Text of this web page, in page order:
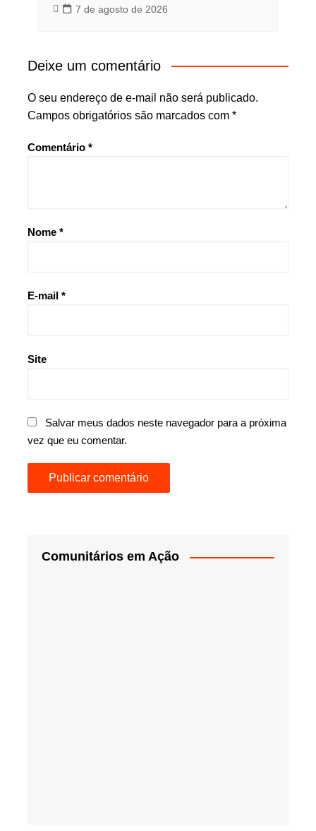
7 de agosto de 2026
Deixe um comentário
O seu endereço de e-mail não será publicado.
Campos obrigatórios são marcados com *
Comentário *
Nome *
E-mail *
Site
Salvar meus dados neste navegador para a próxima
vez que eu comentar.
Comunitários em Ação